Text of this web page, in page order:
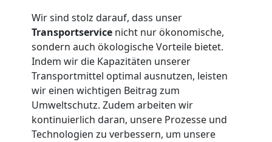
Wir sind stolz darauf, dass unser
Transportservice nicht nur ökonomische,
sondern auch ökologische Vorteile bietet.
Indem wir die Kapazitäten unserer
Transportmittel optimal ausnutzen, leisten
wir einen wichtigen Beitrag zum
Umweltschutz. Zudem arbeiten wir
kontinuierlich daran, unsere Prozesse und
Technologien zu verbessern, um unsere
Neustadt
Übersiedlung
Wiener